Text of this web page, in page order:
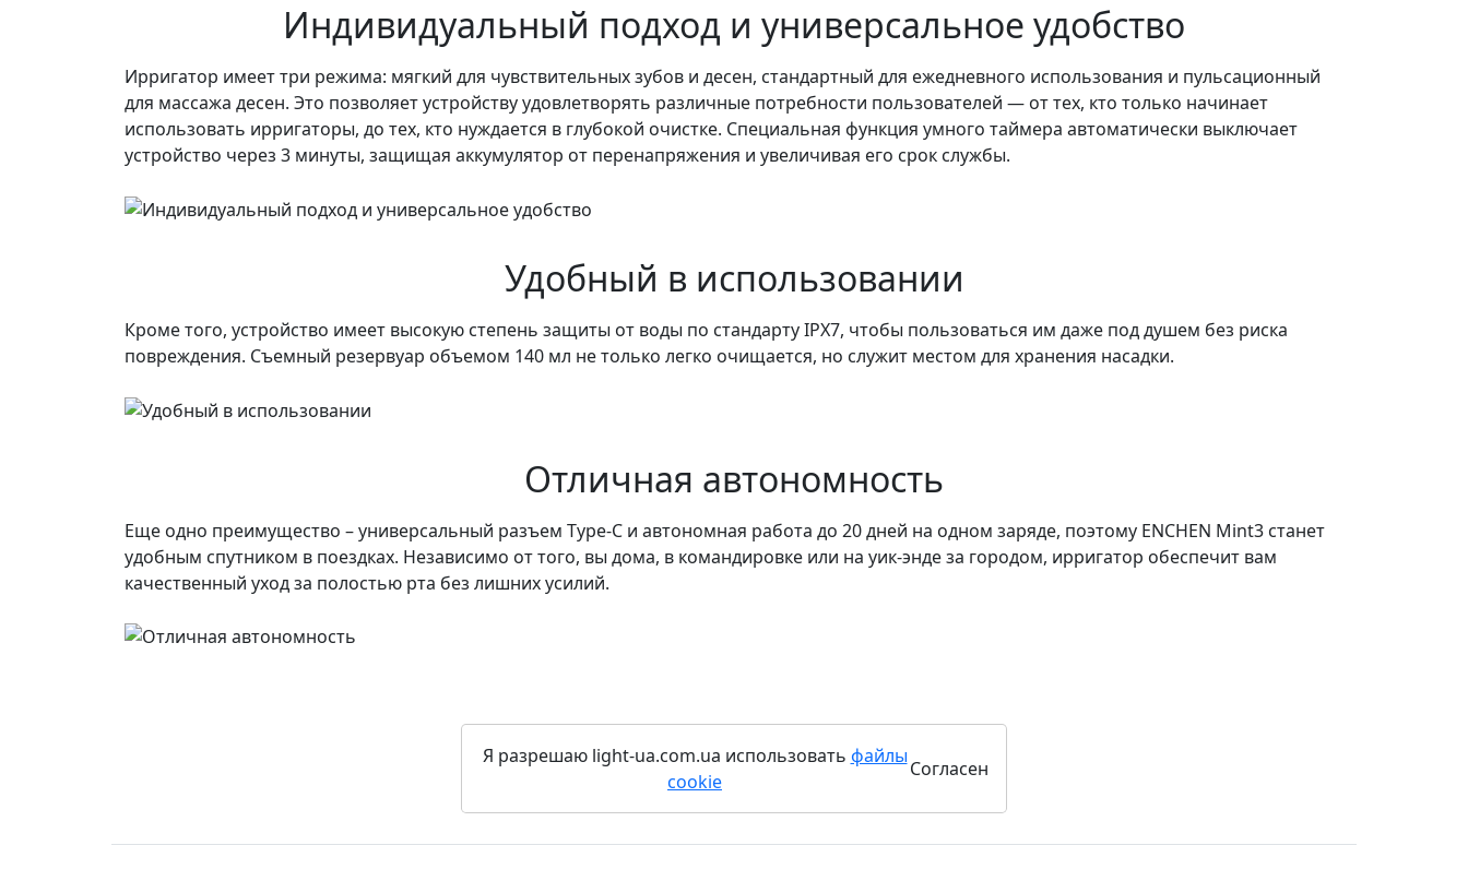
Индивидуальный подход и универсальное удобство
Ирригатор имеет три режима: мягкий для чувствительных зубов и десен, стандартный для ежедневного использования и пульсационный
для массажа десен. Это позволяет устройству удовлетворять различные потребности пользователей — от тех, кто только начинает
использовать ирригаторы, до тех, кто нуждается в глубокой очистке. Специальная функция умного таймера автоматически выключает
устройство через 3 минуты, защищая аккумулятор от перенапряжения и увеличивая его срок службы.
Удобный в использовании
Кроме того, устройство имеет высокую степень защиты от воды по стандарту IPX7, чтобы пользоваться им даже под душем без риска
повреждения. Съемный резервуар объемом 140 мл не только легко очищается, но служит местом для хранения насадки.
Отличная автономность
Еще одно преимущество – универсальный разъем Type-C и автономная работа до 20 дней на одном заряде, поэтому ENCHEN Mint3 станет
удобным спутником в поездках. Независимо от того, вы дома, в командировке или на уик-энде за городом, ирригатор обеспечит вам
качественный уход за полостью рта без лишних усилий.
Я разрешаю light-ua.com.ua использовать файлы
cookie
Согласен